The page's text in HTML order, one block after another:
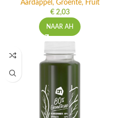
Aardappel, Groente, Fruit
€2,03
NAAR AH